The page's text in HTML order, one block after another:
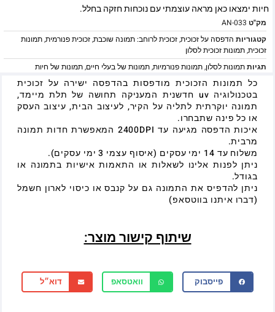
חיות ימצאו כאן מראה עוצמתי עם נוכחות חזקה בחלל.
מק"ט AN-033
קטגוריות הדפסה על זכוכית,זכוכית לרוחב: תמונה שוכבת,זכוכית פנורמית,תמונות
זכוכית,תמונות זכוכית לסלון
תגיותתמונות לסלון,תמונות פנורמיות,תמונות של בעלי חיים,תמונות של חיות
כל תמונות הזכוכית מודפסות בהדפסה ישירה על זכוכית
בטכנולוגיה uv חדשנית המעניקה תחושה של תלת מיימד,
תמונה יוקרתית לתליה על הקיר, לעיצוב הבית, עיצוב העסק
או כל פינה שתבחרו.
איכות הדפסה מגיעה עד 2400DPI המאפשרת חדות תמונה
מרבית.
משלוח עד 14 ימי עסקים (איסוף עצמי 3 ימי עסקים).
ניתן לפנות אלינו לשאלות או התאמות אישיות בתמונה או
בגודל.
ניתן להדפיס את התמונה גם על קנבס או כיסוי לארון חשמל
(דברו איתנו בווטסאפ)
שיתוף קישור מוצר:
פייסבוק וואטסאפ דוא״ל